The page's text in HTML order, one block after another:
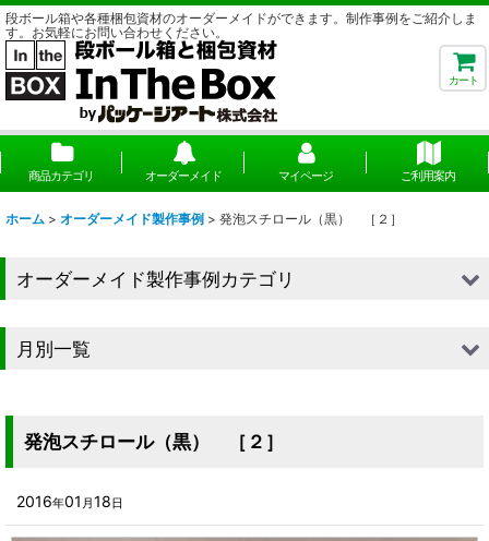
段ボール箱や各種梱包資材のオーダーメイドができます。制作事例をご紹介しま
す。お気軽にお問い合わせください。
カート
商品カテゴリ オーダーメイド マイページ ご利用案内
ホーム > オーダーメイド製作事例 > 発泡スチロール（黒） ［２］
発泡スチロール（黒） ［２］
2016年01 月18日
オーダーメイド製作事例カテゴリ
■段ボール（箱以外）
■組箱
■その他箱・ケース
月別一覧
2025年
2023年